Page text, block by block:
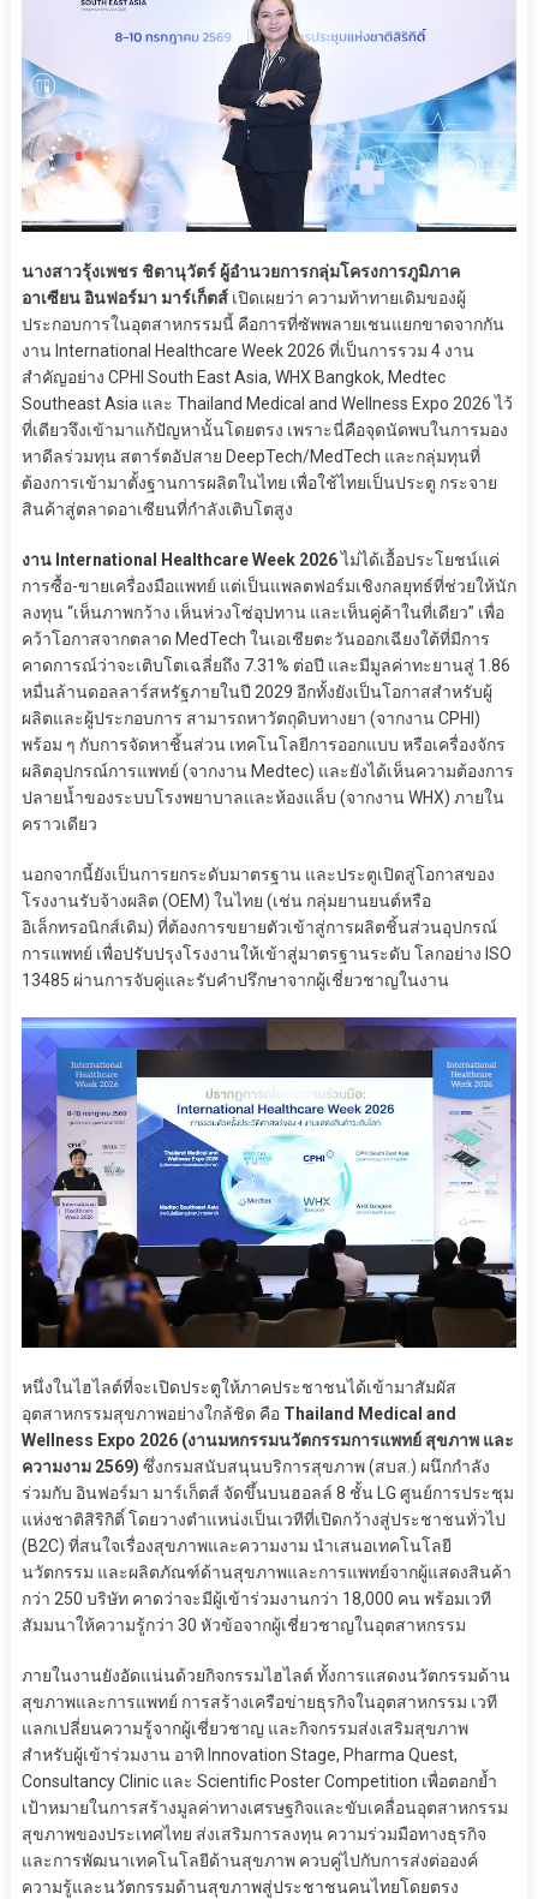
นางสาวรุ้งเพชร ชิตานุวัตร์ ผู้อำนวยการกลุ่มโครงการภูมิภาค
อาเซียน อินฟอร์มา มาร์เก็ตส์เปิดเผยว่า ความท้าทายเดิมของผู้
ประกอบการในอุตสาหกรรมนี้ คือการที่ซัพพลายเชนแยกขาดจากกัน
งาน International Healthcare Week 2026 ที่เป็นการรวม 4 งาน
สำคัญอย่าง CPHI South East Asia, WHX Bangkok, Medtec
Southeast Asia และ Thailand Medical and Wellness Expo 2026 ไว้
ที่เดียวจึงเข้ามาแก้ปัญหานั้นโดยตรง เพราะนี่คือจุดนัดพบในการมอง
หาดีลร่วมทุน สตาร์ตอัปสาย DeepTech/MedTech และกลุ่มทุนที่
ต้องการเข้ามาตั้งฐานการผลิตในไทย เพื่อใช้ไทยเป็นประตู กระจาย
สินค้าสู่ตลาดอาเซียนที่กำลังเติบโตสูง
งาน International Healthcare Week 2026ไม่ได้เอื้อประโยชน์แค่
การซื้อ-ขายเครื่องมือแพทย์ แต่เป็นแพลตฟอร์มเชิงกลยุทธ์ที่ช่วยให้นัก
ลงทุน “เห็นภาพกว้าง เห็นห่วงโซ่อุปทาน และเห็นคู่ค้าในที่เดียว” เพื่อ
คว้าโอกาสจากตลาด MedTech ในเอเชียตะวันออกเฉียงใต้ที่มีการ
คาดการณ์ว่าจะเติบโตเฉลี่ยถึง 7.31% ต่อปี และมีมูลค่าทะยานสู่ 1.86
หมื่นล้านดอลลาร์สหรัฐภายในปี 2029 อีกทั้งยังเป็นโอกาสสำหรับผู้
ผลิตและผู้ประกอบการ สามารถหาวัตถุดิบทางยา (จากงาน CPHI)
พร้อม ๆ กับการจัดหาชิ้นส่วน เทคโนโลยีการออกแบบ หรือเครื่องจักร
ผลิตอุปกรณ์การแพทย์ (จากงาน Medtec) และยังได้เห็นความต้องการ
ปลายน้ำของระบบโรงพยาบาลและห้องแล็บ (จากงาน WHX) ภายใน
คราวเดียว
นอกจากนี้ยังเป็นการยกระดับมาตรฐาน และประตูเปิดสู่โอกาสของ
โรงงานรับจ้างผลิต (OEM) ในไทย (เช่น กลุ่มยานยนต์หรือ
อิเล็กทรอนิกส์เดิม) ที่ต้องการขยายตัวเข้าสู่การผลิตชิ้นส่วนอุปกรณ์
การแพทย์ เพื่อปรับปรุงโรงงานให้เข้าสู่มาตรฐานระดับ โลกอย่าง ISO
13485 ผ่านการจับคู่และรับคำปรึกษาจากผู้เชี่ยวชาญในงาน
หนึ่งในไฮไลต์ที่จะเปิดประตูให้ภาคประชาชนได้เข้ามาสัมผัส
อุตสาหกรรมสุขภาพอย่างใกล้ชิด คือThailand Medical and
Wellness Expo 2026 (งานมหกรรมนวัตกรรมการแพทย์ สุขภาพ และ
ความงาม 2569) ซึ่งกรมสนับสนุนบริการสุขภาพ (สบส.) ผนึกกำลัง
ร่วมกับ อินฟอร์มา มาร์เก็ตส์ จัดขึ้นบนฮอลล์ 8 ชั้น LG ศูนย์การประชุม
แห่งชาติสิริกิติ์ โดยวางตำแหน่งเป็นเวทีที่เปิดกว้างสู่ประชาชนทั่วไป
(B2C) ที่สนใจเรื่องสุขภาพและความงาม นำเสนอเทคโนโลยี
นวัตกรรม และผลิตภัณฑ์ด้านสุขภาพและการแพทย์จากผู้แสดงสินค้า
กว่า 250 บริษัท คาดว่าจะมีผู้เข้าร่วมงานกว่า 18,000 คน พร้อมเวที
สัมมนาให้ความรู้กว่า 30 หัวข้อจากผู้เชี่ยวชาญในอุตสาหกรรม
ภายในงานยังอัดแน่นด้วยกิจกรรมไฮไลต์ ทั้งการแสดงนวัตกรรมด้าน
สุขภาพและการแพทย์ การสร้างเครือข่ายธุรกิจในอุตสาหกรรม เวที
แลกเปลี่ยนความรู้จากผู้เชี่ยวชาญ และกิจกรรมส่งเสริมสุขภาพ
สำหรับผู้เข้าร่วมงาน อาทิ Innovation Stage, Pharma Quest,
Consultancy Clinic และ Scientific Poster Competition เพื่อตอกย้ำ
เป้าหมายในการสร้างมูลค่าทางเศรษฐกิจและขับเคลื่อนอุตสาหกรรม
สุขภาพของประเทศไทย ส่งเสริมการลงทุน ความร่วมมือทางธุรกิจ
และการพัฒนาเทคโนโลยีด้านสุขภาพ ควบคู่ไปกับการส่งต่อองค์
ความรู้และนวัตกรรมด้านสุขภาพสู่ประชาชนคนไทยโดยตรง